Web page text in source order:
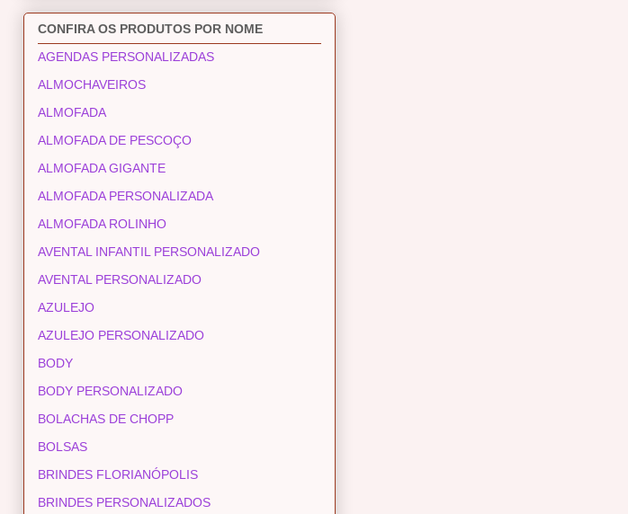
CONFIRA OS PRODUTOS POR NOME
AGENDAS PERSONALIZADAS
ALMOCHAVEIROS
ALMOFADA
ALMOFADA DE PESCOÇO
ALMOFADA GIGANTE
ALMOFADA PERSONALIZADA
ALMOFADA ROLINHO
AVENTAL INFANTIL PERSONALIZADO
AVENTAL PERSONALIZADO
AZULEJO
AZULEJO PERSONALIZADO
BODY
BODY PERSONALIZADO
BOLACHAS DE CHOPP
BOLSAS
BRINDES FLORIANÓPOLIS
BRINDES PERSONALIZADOS